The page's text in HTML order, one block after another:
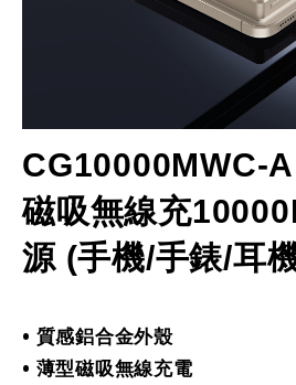
CG10000MWC-
磁吸無線充
源 (手機/手錶/耳
• 質感鋁合金外殼
• 薄型磁吸無線充電